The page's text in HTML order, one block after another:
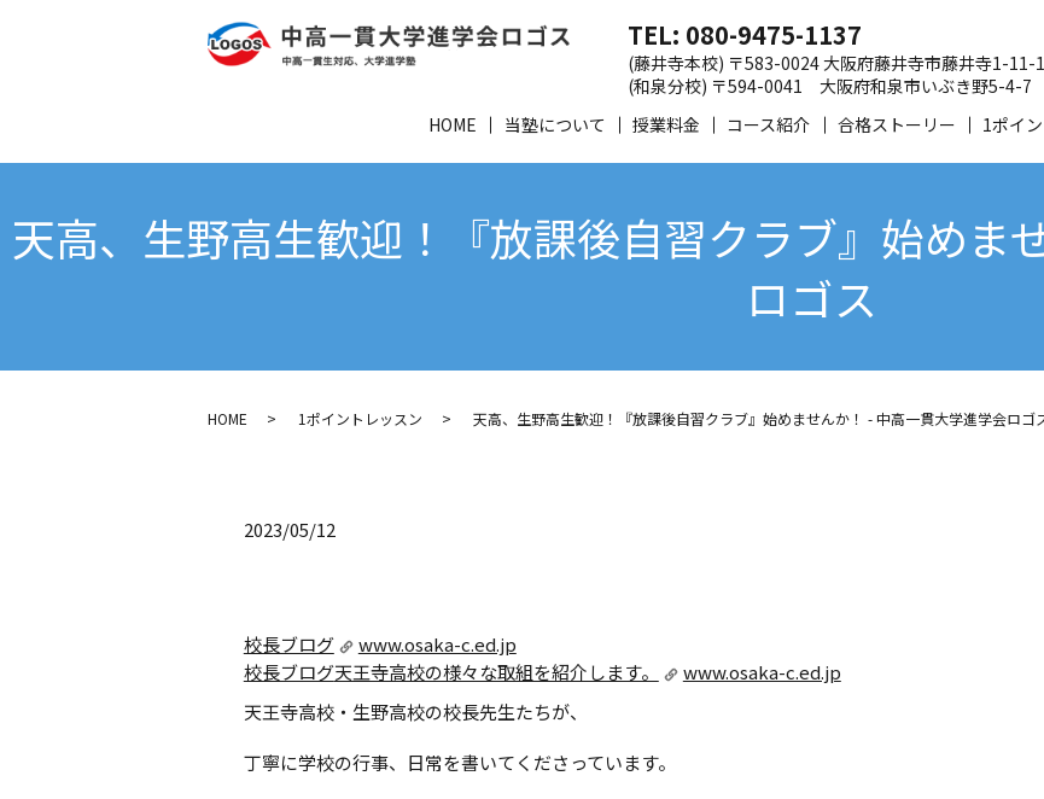
HOME 当塾について 授業料金 コース紹介 合格ストーリー 1ポイ
TEL: 080-9475-1137
(藤井寺本校) 〒583-0024 大阪府藤井寺市藤井寺1-11-
(和泉分校) 〒594-0041 大阪府和泉市いぶき野5-4-7
天高、生野高生歓迎！『放課後自習クラブ』始めま
ロゴス
HOME 1ポイントレッスン 天高、生野高生歓迎！『放課後自習クラブ』始めませんか！ - 中高一貫大学進学会ロゴ
2023/05/12
校長ブログ
www.osaka-c.ed.jp
校長ブログ天王寺高校の様々な取組を紹介します。
www.osaka-c.ed.jp
天王寺高校・生野高校の校長先生たちが、
丁寧に学校の行事、日常を書いてくださっています。